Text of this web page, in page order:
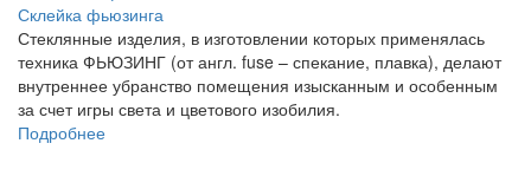
Склейка фьюзинга
Стеклянные изделия, в изготовлении которых применялась
техника ФЬЮЗИНГ (от англ. fuse – спекание, плавка), делают
внутреннее убранство помещения изысканным и особенным
за счет игры света и цветового изобилия.
Подробнее